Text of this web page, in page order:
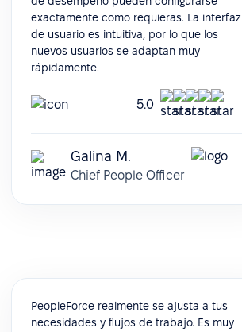
exactamente como requieras. La interfaz
de usuario es intuitiva, por lo que los
nuevos usuarios se adaptan muy
rápidamente.
5.0
Galina M.
Chief People Officer
PeopleForce realmente se ajusta a tus
necesidades y flujos de trabajo. Es muy